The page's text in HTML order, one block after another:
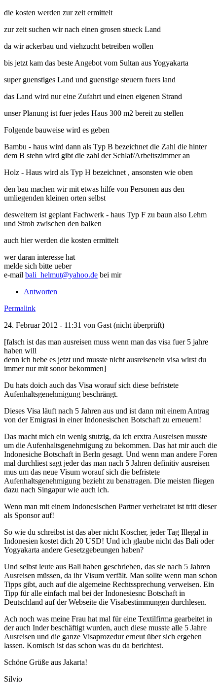
die kosten werden zur zeit ermittelt
zur zeit suchen wir nach einen grosen stueck Land
da wir ackerbau und viehzucht betreiben wollen
bis jetzt kam das beste Angebot vom Sultan aus Yogyakarta
super guenstiges Land und guenstige steuern fuers land
das Land wird nur eine Zufahrt und einen eigenen Strand
unser Planung ist fuer jedes Haus 300 m2 bereit zu stellen
Folgende bauweise wird es geben
Bambu - haus wird dann als Typ B bezeichnet die Zahl die hinter
dem B stehn wird gibt die zahl der Schlaf/Arbeitszimmer an
Holz - Haus wird als Typ H bezeichnet , ansonsten wie oben
den bau machen wir mit etwas hilfe von Personen aus den
umliegenden kleinen orten selbst
desweitern ist geplant Fachwerk - haus Typ F zu baun also Lehm
und Stroh zwischen den balken
auch hier werden die kosten ermittelt
wer daran interesse hat
melde sich bitte ueber
e-mail bali_helmut@yahoo.de bei mir
Antworten
Permalink
24. Februar 2012 - 11:31 von Gast (nicht überprüft)
[falsch ist das man ausreisen muss wenn man das visa fuer 5 jahre
haben will
denn ich hebe es jetzt und musste nicht ausreisenein visa wirst du
immer nur mit sonor bekommen]
Du hats doich auch das Visa worauf sich diese befristete
Aufenhaltsgenehmigung beschrängt.
Dieses Visa läuft nach 5 Jahren aus und ist dann mit einem Antrag
von der Emigrasi in einer Indonesischen Botschaft zu erneuern!
Das macht mich ein wenig stutzig, da ich erxtra Ausreisen musste
um die Aufenhaltsgenehmigung zu bekommen. Das hat mir auch die
Indonesiche Botschaft in Berln gesagt. Und wenn man andere Foren
mal durchliest sagt jeder das man nach 5 Jahren definitiv ausreisen
mus um das neue Visum worauf sich die befristete
Aufenhaltsgenehmigung bezieht zu benatragen. Die meisten fliegen
dazu nach Singapur wie auch ich.
Wenn man mit einem Indonesischen Partner verheiratet ist tritt dieser
als Sponsor auf!
So wie du schreibst ist das aber nicht Koscher, jeder Tag Illegal in
Indonesien kostet dich 20 USD! Und ich glaube nicht das Bali oder
Yogyakarta andere Gesetzgebeungen haben?
Und selbst leute aus Bali haben geschrieben, das sie nach 5 Jahren
Ausreisen müssen, da ihr Visum verfält. Man sollte wenn man schon
Tipps gibt, auch auf die algemeine Rechtssprechung verweisen. Ein
Tipp für alle einfach mal bei der Indonesiesnc Botschaft in
Deutschland auf der Webseite die Visabestimmungen durchlesen.
Ach noch was meine Frau hat mal für eine Textilfirma gearbeitet in
der auch Inder beschäftigt wurden, auch diese musste alle 5 Jahre
Ausreisen und die ganze Visaprozedur erneut über sich ergehen
lassen. Komisch ist das schon was du da berichtest.
Schöne Grüße aus Jakarta!
Silvio